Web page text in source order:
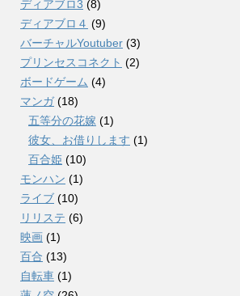
ディアブロ3 (8)
ディアブロ４ (9)
バーチャルYoutuber (3)
プリンセスコネクト (2)
ボードゲーム (4)
マンガ(18)
五等分の花嫁 (1)
彼女、お借りします (1)
百合姫 (10)
モンハン (1)
ライブ (10)
リリステ (6)
映画 (1)
百合 (13)
自転車 (1)